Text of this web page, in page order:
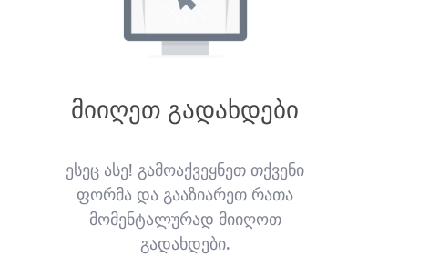
მიიღეთ გადახდები
ესეც ასე! გამოაქვეყნეთ თქვენი
ფორმა და გააზიარეთ რათა
მომენტალურად მიიღოთ
გადახდები.